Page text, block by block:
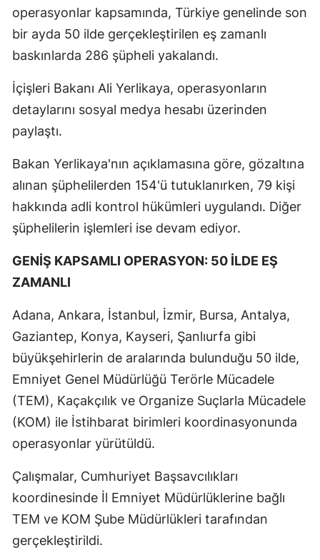
operasyonlar kapsamında, Türkiye genelinde son
bir ayda 50 ilde gerçekleştirilen eş zamanlı
baskınlarda 286 şüpheli yakalandı.
İçişleri Bakanı Ali Yerlikaya, operasyonların
detaylarını sosyal medya hesabı üzerinden
paylaştı.
Bakan Yerlikaya'nın açıklamasına göre, gözaltına
alınan şüphelilerden 154'ü tutuklanırken, 79 kişi
hakkında adli kontrol hükümleri uygulandı. Diğer
şüphelilerin işlemleri ise devam ediyor.
GENİŞ KAPSAMLI OPERASYON: 50 İLDE EŞ
ZAMANLI
Adana, Ankara, İstanbul, İzmir, Bursa, Antalya,
Gaziantep, Konya, Kayseri, Şanlıurfa gibi
büyükşehirlerin de aralarında bulunduğu 50 ilde,
Emniyet Genel Müdürlüğü Terörle Mücadele
(TEM), Kaçakçılık ve Organize Suçlarla Mücadele
(KOM) ile İstihbarat birimleri koordinasyonunda
operasyonlar yürütüldü.
Çalışmalar, Cumhuriyet Başsavcılıkları
koordinesinde İl Emniyet Müdürlüklerine bağlı
TEM ve KOM Şube Müdürlükleri tarafından
gerçekleştirildi.